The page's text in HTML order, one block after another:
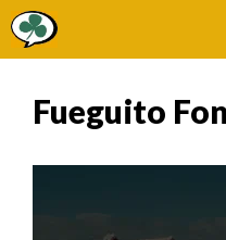
Saltar
Fueguito